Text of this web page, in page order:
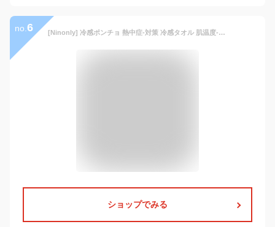
no. 6 [Ninonly] 冷感ポンチョ 熱中症-対策 冷感タオル 肌温度-15℃の冷却 クールタオル 160x80cm UVカット率99.9% UPF50+ 暑さ対策 速乾・吸水 接触冷感で-15℃の涼しさ！
ショップでみる